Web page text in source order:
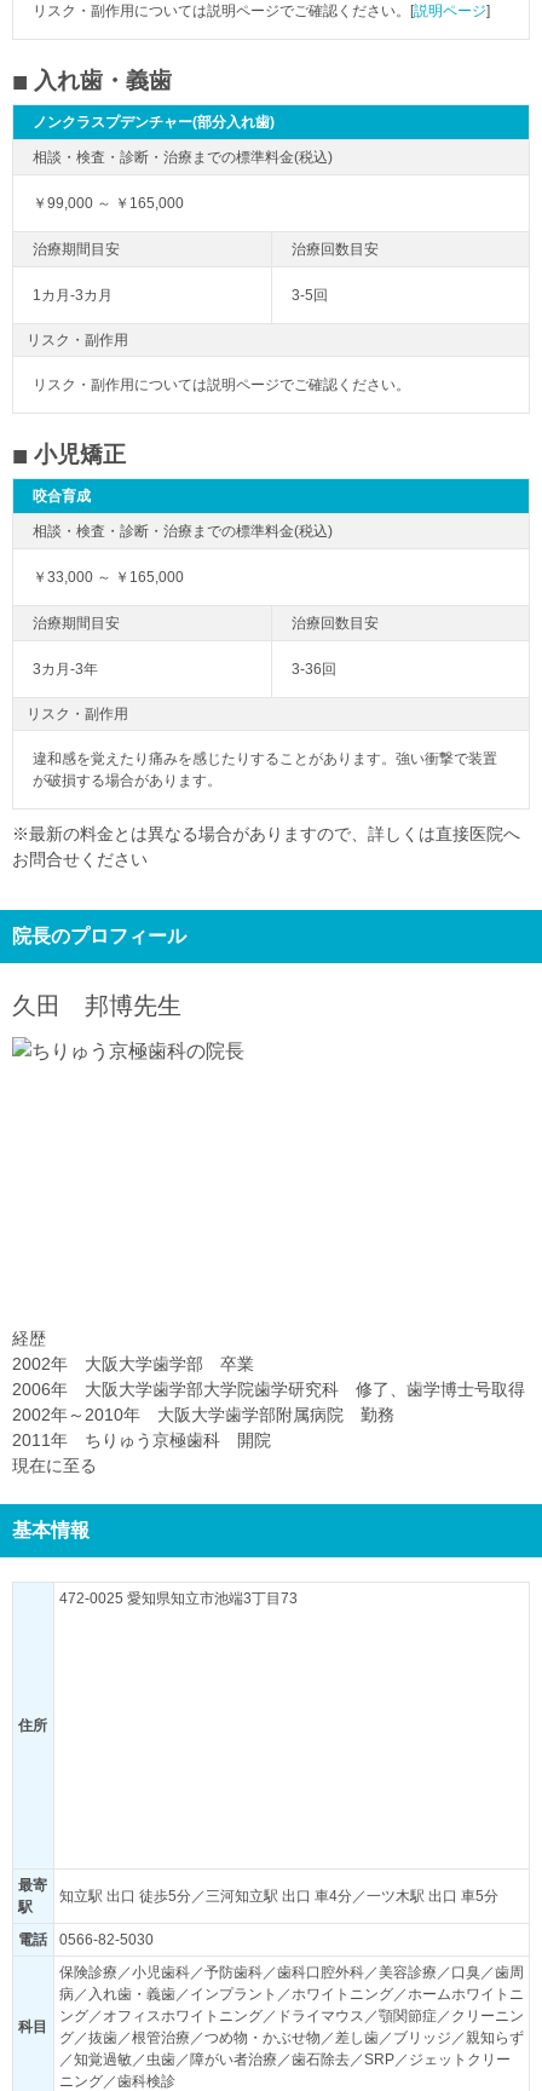
リスク・副作用については説明ページでご確認ください。[説明ページ]
入れ歯・義歯
ノンクラスプデンチャー(部分入れ歯)
￥99,000 ～ ￥165,000
1カ月-3カ月 3-5回
リスク・副作用
リスク・副作用については説明ページでご確認ください。
小児矯正
咬合育成
￥33,000 ～ ￥165,000
3カ月-3年 3-36回
リスク・副作用
違和感を覚えたり痛みを感じたりすることがあります。強い衝撃で装置
が破損する場合があります。
※最新の料金とは異なる場合がありますので、詳しくは直接医院へ
お問合せください
院長のプロフィール
久田 邦博先生
経歴
2002年 大阪大学歯学部 卒業
2006年 大阪大学歯学部大学院歯学研究科 修了、歯学博士号取得
2002年～2010年 大阪大学歯学部附属病院 勤務
2011年 ちりゅう京極歯科 開院
現在に至る
基本情報
住所
472-0025 愛知県知立市池端3丁目73
最寄
駅
知立駅 出口 徒歩5分／三河知立駅 出口 車4分／一ツ木駅 出口 車5分
電話 0566-82-5030
科目
保険診療／小児歯科／予防歯科／歯科口腔外科／美容診療／口臭／歯周
病／入れ歯・義歯／インプラント／ホワイトニング／ホームホワイトニ
ング／オフィスホワイトニング／ドライマウス／顎関節症／クリーニン
グ／抜歯／根管治療／つめ物・かぶせ物／差し歯／ブリッジ／親知らず
／知覚過敏／虫歯／障がい者治療／歯石除去／SRP／ジェットクリー
ニング／歯科検診